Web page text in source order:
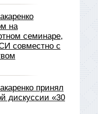
на
семинаре,
совместно с
принял
дискуссии «30